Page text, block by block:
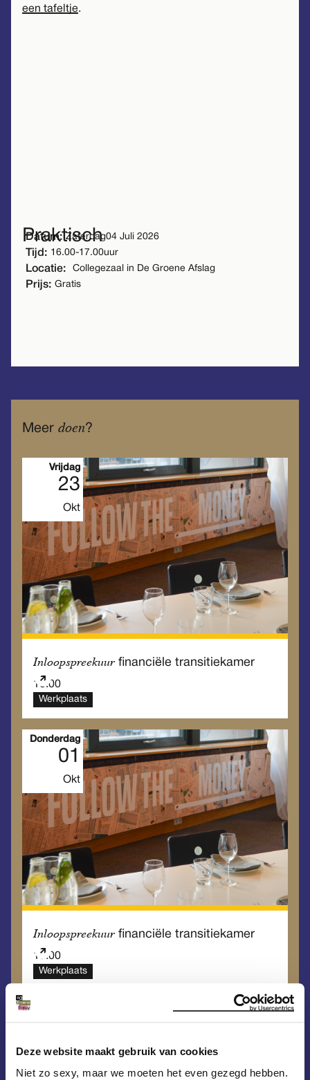
Deze website maakt gebruik van cookies
Niet zo sexy, maar we moeten het even gezegd hebben.
een tafeltje.
Praktisch
Datum: Zaterdag04 Juli 2026
Tijd: 16.00-17.00uur
Locatie: Collegezaal in De Groene Afslag
Prijs: Gratis
Meer doen?
Vrijdag
23
Okt
Inloopspreekuur financiële transitiekamer
10.00
Werkplaats
Donderdag
01
Okt
Inloopspreekuur financiële transitiekamer
10.00
Werkplaats
18
Sep